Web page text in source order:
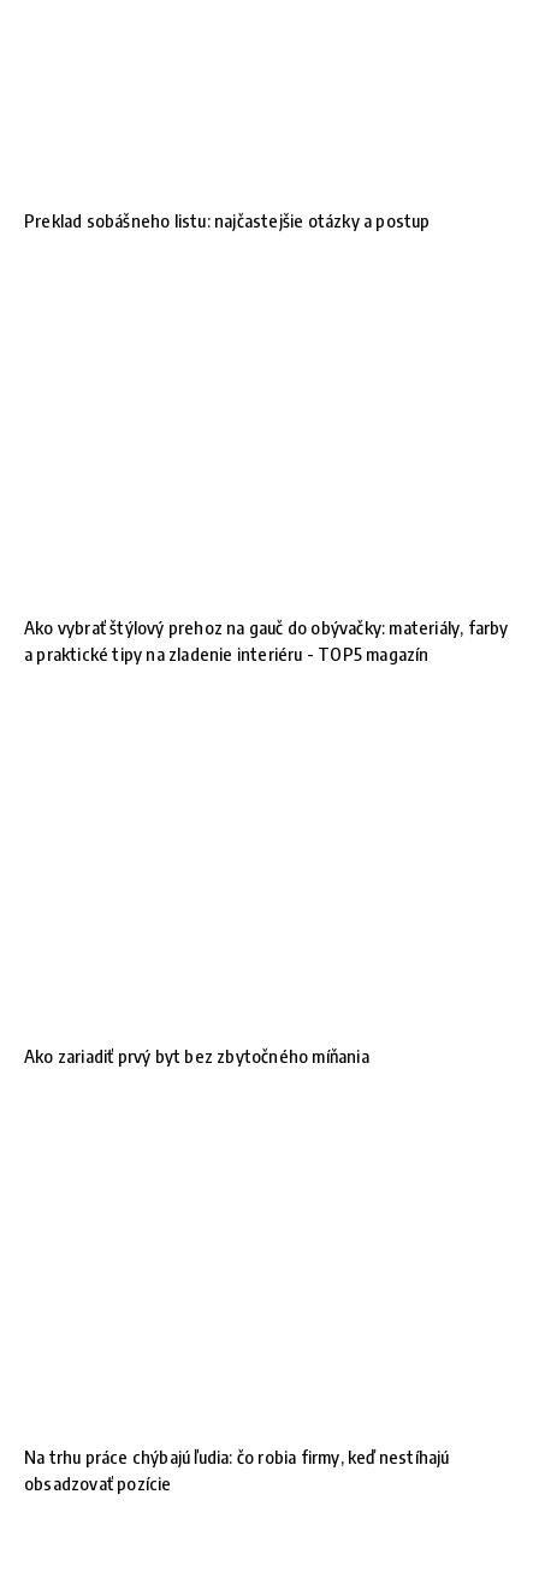
Preklad sobášneho listu: najčastejšie otázky a postup
Ako vybrať štýlový prehoz na gauč do obývačky: materiály, farby
a praktické tipy na zladenie interiéru - TOP5 magazín
Ako zariadiť prvý byt bez zbytočného míňania
Na trhu práce chýbajú ľudia: čo robia firmy, keď nestíhajú
obsadzovať pozície